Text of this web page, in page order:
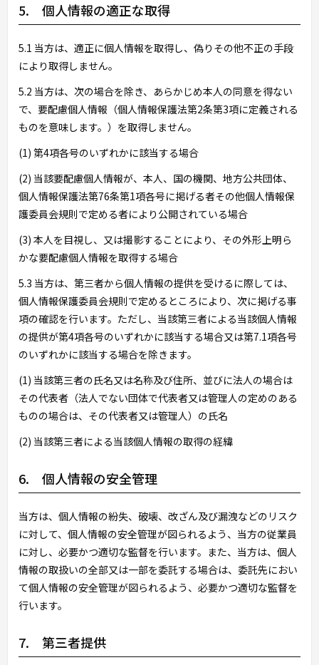
5. 個人情報の適正な取得
5.1 当方は、適正に個人情報を取得し、偽りその他不正の手段
により取得しません。
5.2 当方は、次の場合を除き、あらかじめ本人の同意を得ない
で、要配慮個人情報（個人情報保護法第2条第3項に定義される
ものを意味します。）を取得しません。
(1) 第4項各号のいずれかに該当する場合
(2) 当該要配慮個人情報が、本人、国の機関、地方公共団体、
個人情報保護法第76条第1項各号に掲げる者その他個人情報保
護委員会規則で定める者により公開されている場合
(3) 本人を目視し、又は撮影することにより、その外形上明ら
かな要配慮個人情報を取得する場合
5.3 当方は、第三者から個人情報の提供を受けるに際しては、
個人情報保護委員会規則で定めるところにより、次に掲げる事
項の確認を行います。ただし、当該第三者による当該個人情報
の提供が第4項各号のいずれかに該当する場合又は第7.1項各号
のいずれかに該当する場合を除きます。
(1) 当該第三者の氏名又は名称及び住所、並びに法人の場合は
その代表者（法人でない団体で代表者又は管理人の定めのある
ものの場合は、その代表者又は管理人）の氏名
(2) 当該第三者による当該個人情報の取得の経緯
6. 個人情報の安全管理
当方は、個人情報の紛失、破壊、改ざん及び漏洩などのリスク
に対して、個人情報の安全管理が図られるよう、当方の従業員
に対し、必要かつ適切な監督を行います。また、当方は、個人
情報の取扱いの全部又は一部を委託する場合は、委託先におい
て個人情報の安全管理が図られるよう、必要かつ適切な監督を
行います。
7. 第三者提供